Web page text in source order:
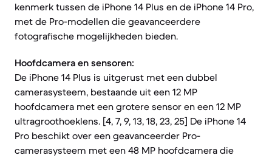
kenmerk tussen de iPhone 14 Plus en de iPhone 14 Pro,
met de Pro-modellen die geavanceerdere
fotografische mogelijkheden bieden.
Hoofdcamera en sensoren:
De iPhone 14 Plus is uitgerust met een dubbel
camerasysteem, bestaande uit een 12 MP
hoofdcamera met een grotere sensor en een 12 MP
ultragroothoeklens. [4, 7, 9, 13, 18, 23, 25] De iPhone 14
Pro beschikt over een geavanceerder Pro-
camerasysteem met een 48 MP hoofdcamera die